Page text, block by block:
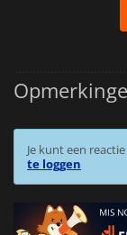
Je kunt een
te loggen